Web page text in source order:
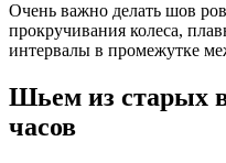
Очень важно делать шов
прокручивания колеса,
интервалы в промежутке
Шьем из старых
часов